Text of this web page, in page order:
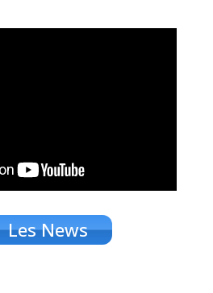
Les News